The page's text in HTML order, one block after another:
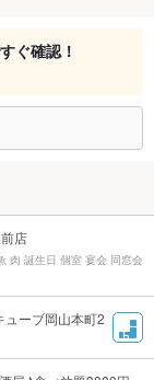
ぐ確認！
店
肉 誕生日 個室 宴会 同窓会
ーブ岡山本町2